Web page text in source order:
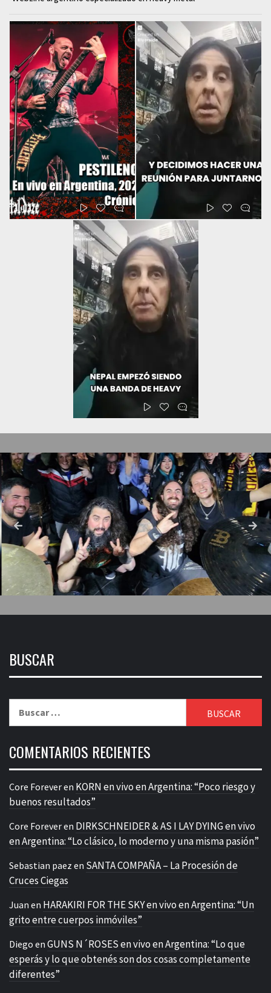
BUSCAR
COMENTARIOS RECIENTES
Core Foreveren KORN en vivo en Argentina: “Poco riesgo y
buenos resultados”
Core Foreveren DIRKSCHNEIDER & AS I LAY DYING en vivo
en Argentina: “Lo clásico, lo moderno y una misma pasión”
Sebastian paez en SANTA COMPAÑA – La Procesión de
Cruces Ciegas
Juan en HARAKIRI FOR THE SKY en vivo en Argentina: “Un
grito entre cuerpos inmóviles”
Diego en GUNS N´ROSES en vivo en Argentina: “Lo que
esperás y lo que obtenés son dos cosas completamente
diferentes”